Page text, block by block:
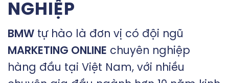
NGHIỆP
BMW tự hào là đơn vị có đội ngũ
MARKETING ONLINE chuyên nghiệp
hàng đầu tại Việt Nam, với nhiều